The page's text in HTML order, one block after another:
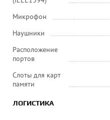
Микрофон
Наушники
Расположение
портов
Слоты для карт
памяти
ЛОГИСТИКА